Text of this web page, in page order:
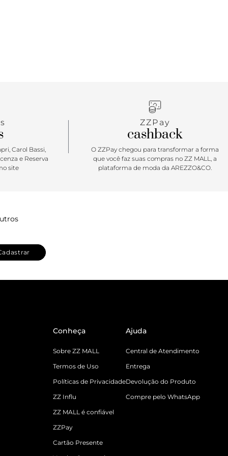
Carol Bassi,
e Reserva
site
ZZPay
cashback
O ZZPay chegou para transformar a forma
que você faz suas compras no ZZ MALL, a
plataforma de moda da AREZZO&CO.
Conheça
Sobre ZZ MALL
Termos de Uso
Políticas de Privacidade
ZZ Influ
ZZ MALL é confiável
ZZPay
Cartão Presente
Ajuda
Central de Atendimento
Entrega
Devolução do Produto
Compre pelo WhatsApp